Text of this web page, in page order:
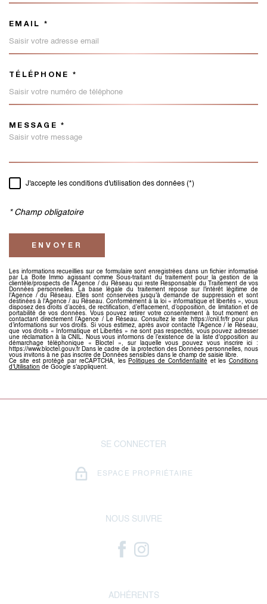
EMAIL *
TÉLÉPHONE *
TRAD_MELTEM_VOREDEMANDE
MESSAGE *
RÈGLEMENTATION
J'accepte les conditions d'utilisation des données (*)
* Champ obligatoire
ENVOYER
Les informations recueillies sur ce formulaire sont enregistrées dans un fichier informatisé
par La Boite Immo agissant comme Sous-traitant du traitement pour la gestion de la
clientèle/prospects de l'Agence / du Réseau qui reste Responsable du Traitement de vos
Données personnelles. La base légale du traitement repose sur l'intérêt légitime de
l'Agence / du Réseau. Elles sont conservées jusqu'à demande de suppression et sont
destinées à l'Agence / au Réseau. Conformément à la loi « informatique et libertés », vous
disposez des droits d’accès, de rectification, d’effacement, d’opposition, de limitation et de
portabilité de vos données. Vous pouvez retirer votre consentement à tout moment en
contactant directement l’Agence / Le Réseau. Consultez le site https://cnil.fr/fr pour plus
d’informations sur vos droits. Si vous estimez, après avoir contacté l'Agence / le Réseau,
que vos droits « Informatique et Libertés » ne sont pas respectés, vous pouvez adresser
une réclamation à la CNIL. Nous vous informons de l’existence de la liste d'opposition au
démarchage téléphonique « Bloctel », sur laquelle vous pouvez vous inscrire ici :
https://www.bloctel.gouv.fr Dans le cadre de la protection des Données personnelles, nous
vous invitons à ne pas inscrire de Données sensibles dans le champ de saisie libre.
Ce site est protégé par reCAPTCHA, les Politiques de Confidentialitéet les Conditions
d'Utilisation de Google s'appliquent.
SE CONNECTER
ESPACE PROPRIÉTAIRE
NOUS SUIVRE
ADHÉRENTS